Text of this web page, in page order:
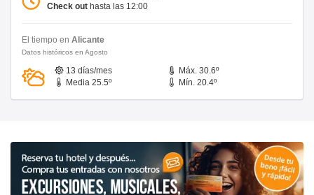
Check out hasta las 12:00
El tiempo en Alicante
Datos históricos en Agosto
13 días/mes
Máx. 30.6º
Media 25.5º
Mín. 20.4º